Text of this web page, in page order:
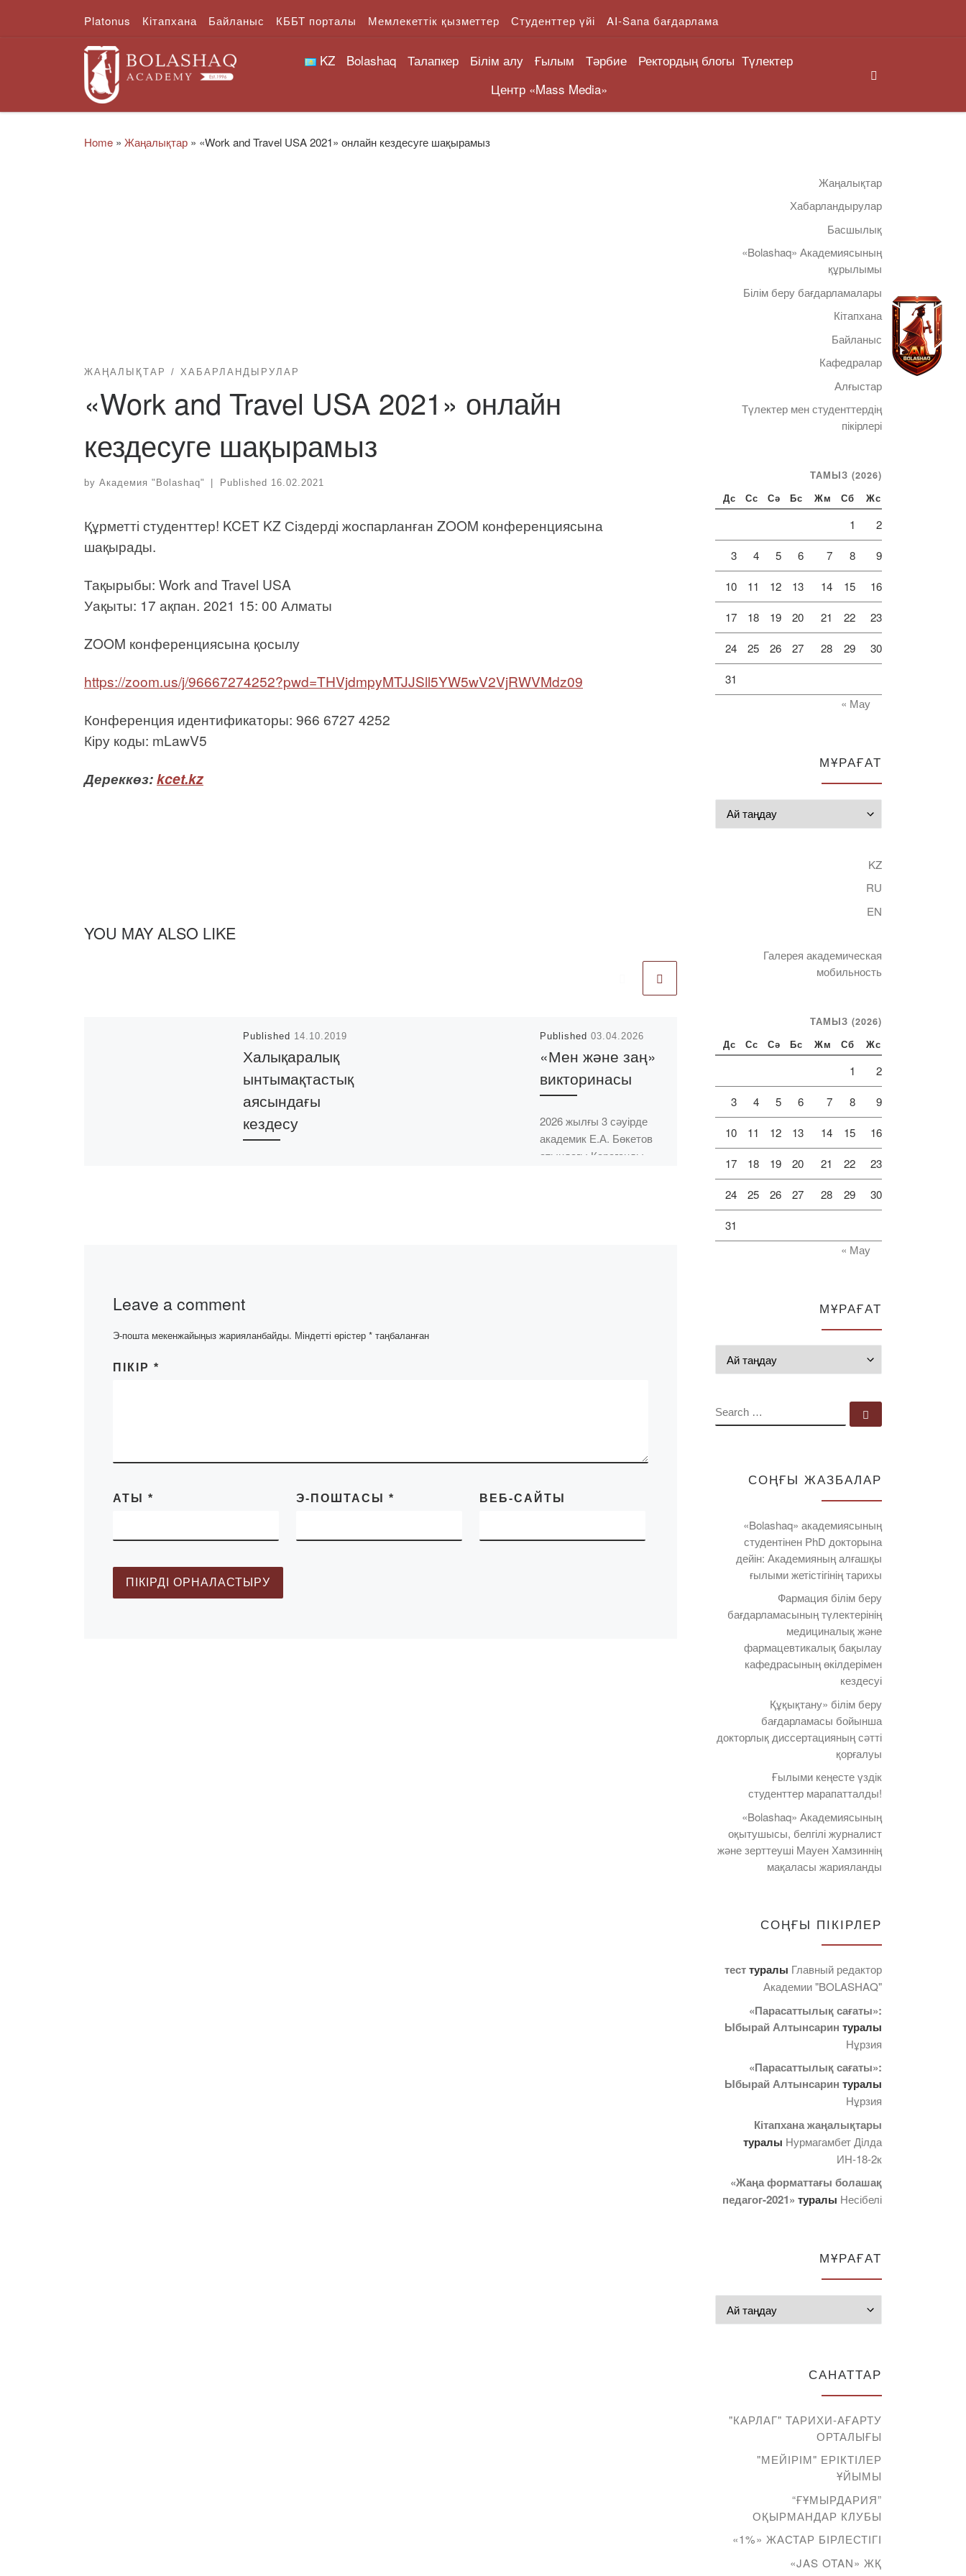
Skip to contentPlatonus Кітапхана Байланыс КББТ порталы Мемлекеттік қызметтер Студенттер үйі AI-Sana бағдарлама
KZ Bolashaq Талапкер Білім алу Ғылым Тәрбие Ректордың блогы Түлектер
Центр «Mass Media»
Home » Жаңалықтар » «Work and Travel USA 2021» онлайн кездесуге шақырамыз
ЖАҢАЛЫҚТАР ХАБАРЛАНДЫРУЛАР
«Work and Travel USA 2021» онлайн
кездесуге шақырамыз
by Академия "Bolashaq" Published 16.02.2021
Құрметті студенттер! KCET KZ Сіздерді жоспарланған ZOOM конференциясына
шақырады.
Тақырыбы: Work and Travel USA
Уақыты: 17 ақпан. 2021 15: 00 Алматы
ZOOM конференциясына қосылу
https://zoom.us/j/96667274252?pwd=THVjdmpyMTJJSll5YW5wV2VjRWVMdz09
Конференция идентификаторы: 966 6727 4252
Кіру коды: mLawV5
Дереккөз:kcet.kz
YOU MAY ALSO LIKE
Published 14.10.2019
Халықаралық
ынтымақтастық
аясындағы
кездесу
Аупенова […]
Published 03.04.2026
«Мен және заң»
викторинасы
2026 жылғы 3 сәуірде
академик Е.А. Бөкетов
атындағы Қарағанды
«МАМАНДЫҚТАР
ӘЛЕМІ: БІЗ
ТАҢДАЙТЫН
ЖОЛДАР»
«2022 жылғы 15 сәуірде
«Bolashaq» академиясы
ЖММ қазақ тілі мен
Н.Т. Жезқазған обысы
[…]
Leave a comment
Э-пошта мекенжайыңыз жарияланбайды. Міндетті өрістер * таңбаланған
ПІКІР *
АТЫ * Э-ПОШТАСЫ * ВЕБ-САЙТЫ
Жаңалықтар
Хабарландырулар
Басшылық
«Bolashaq» Академиясының
құрылымы
Білім беру бағдарламалары
Кітапхана
Байланыс
Кафедралар
Алғыстар
Түлектер мен студенттердің
пікірлері
ТАМЫЗ (2026)
Дс Сс Сә Бс Жм Сб Жс
1 2
3 4 5 6 7 8 9
10 11 12 13 14 15 16
17 18 19 20 21 22 23
24 25 26 27 28 29 30
31
« Мау
МҰРАҒАТ
KZ
RU
EN
Галерея академическая
мобильность
ТАМЫЗ (2026)
Дс Сс Сә Бс Жм Сб Жс
1 2
3 4 5 6 7 8 9
10 11 12 13 14 15 16
17 18 19 20 21 22 23
24 25 26 27 28 29 30
31
« Мау
МҰРАҒАТ
SEARCH
СОҢҒЫ ЖАЗБАЛАР
«Bolashaq» академиясының
студентінен PhD докторына
дейін: Академияның алғашқы
ғылыми жетістігінің тарихы
Фармация білім беру
бағдарламасының түлектерінің
медициналық және
фармацевтикалық бақылау
кафедрасының өкілдерімен
кездесуі
Құқықтану» білім беру
бағдарламасы бойынша
докторлық диссертацияның сәтті
қорғалуы
Ғылыми кеңесте үздік
студенттер марапатталды!
«Bolashaq» Академиясының
оқытушысы, белгілі журналист
және зерттеуші Мауен Хамзиннің
мақаласы жарияланды
СОҢҒЫ ПІКІРЛЕР
тесттуралы Главный редактор
Академии "BOLASHAQ"
«Парасаттылық сағаты»:
Ыбырай Алтынсарин туралы
Нұрзия
«Парасаттылық сағаты»:
Ыбырай Алтынсарин туралы
Нұрзия
Кітапхана жаңалықтары
туралы Нурмагамбет Дiлда
ИН-18-2к
«Жаңа форматтағы болашақ
педагог-2021» туралы Несібелі
МҰРАҒАТ
САНАТТАР
"КАРЛАГ" ТАРИХИ-АҒАРТУ
ОРТАЛЫҒЫ
"МЕЙІРІМ" ЕРІКТІЛЕР
ҰЙЫМЫ
“ҒҰМЫРДАРИЯ”
ОҚЫРМАНДАР КЛУБЫ
«1%» ЖАСТАР БІРЛЕСТІГІ
«JAS OTAN» ЖҚ
Telegram